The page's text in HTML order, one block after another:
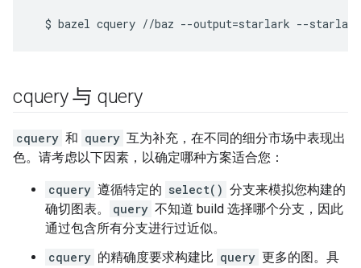
cquery 与 query
cquery 和 query 互为补充，在不同的细分市场中表现出
色。请考虑以下因素，以确定哪种方案适合您：
cquery 遵循特定的 select() 分支来模拟您构建的
确切图表。
query 不知道 build 选择哪个分支，因此
通过包含所有分支进行过近似。
cquery 的精确度要求构建比 query 更多的图。具